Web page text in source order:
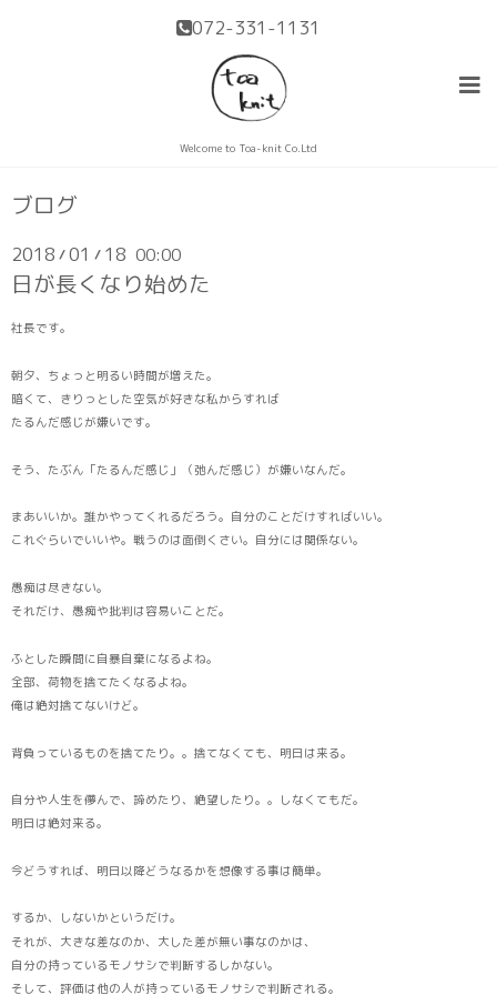
072-331-1131
Welcome to Toa-knit Co.Ltd
ブログ
2018 /01 / 18 00:00
日が長くなり始めた
社長です。
朝夕、ちょっと明るい時間が増えた。
暗くて、きりっとした空気が好きな私からすれば
たるんだ感じが嫌いです。
そう、たぶん「たるんだ感じ」（弛んだ感じ）が嫌いなんだ。
まあいいか。誰かやってくれるだろう。自分のことだけすればいい。
これぐらいでいいや。戦うのは面倒くさい。自分には関係ない。
愚痴は尽きない。
それだけ、愚痴や批判は容易いことだ。
ふとした瞬間に自暴自棄になるよね。
全部、荷物を捨てたくなるよね。
俺は絶対捨てないけど。
背負っているものを捨てたり。。捨てなくても、明日は来る。
自分や人生を儚んで、諦めたり、絶望したり。。しなくてもだ。
明日は絶対来る。
今どうすれば、明日以降どうなるかを想像する事は簡単。
するか、しないかというだけ。
それが、大きな差なのか、大した差が無い事なのかは、
自分の持っているモノサシで判断するしかない。
そして、評価は他の人が持っているモノサシで判断される。